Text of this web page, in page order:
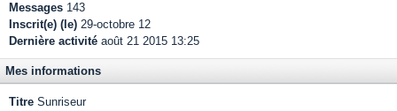
Messages 143
Inscrit(e) (le) 29-octobre 12
Dernière activité août 21 2015 13:25
Mes informations
Titre Sunriseur